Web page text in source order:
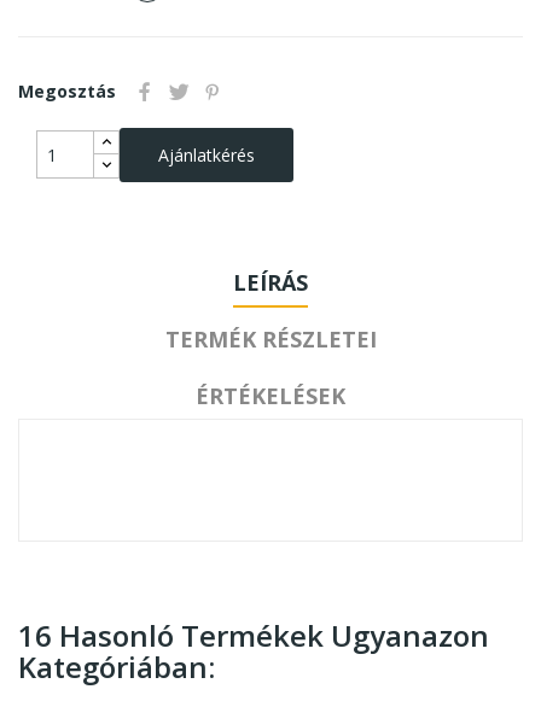
Megosztás
Ajánlatkérés
LEÍRÁS
TERMÉK RÉSZLETEI
ÉRTÉKELÉSEK
16 Hasonló Termékek Ugyanazon
Kategóriában: